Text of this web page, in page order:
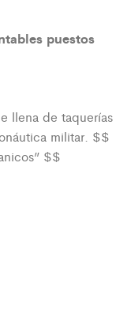
puestos
llena de taquerías
militar. $$
$$